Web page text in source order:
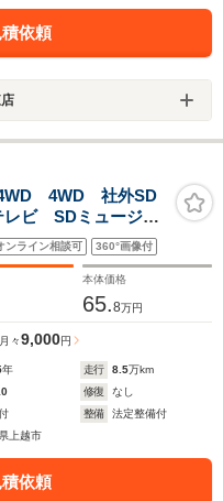
依頼
4WD 4WD 社外SD
ビ SDミュージッ
軽減ブレーキ レ
ステアリングスイ
ンライン相談可 360°画像付
本体価格
65.8万円
月々9,000円
年 走行 8.5万km
修復
なし
整備
法定整備付
上越市
依頼